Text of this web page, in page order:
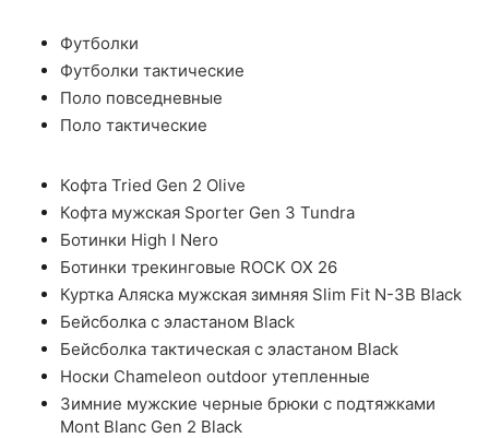
Футболки
Футболки тактические
Поло повседневные
Поло тактические
Кофта Tried Gen 2 Olive
Кофта мужская Sporter Gen 3 Tundra
Ботинки High I Nero
Ботинки трекинговые ROCK OX 26
Куртка Аляска мужская зимняя Slim Fit N-3B Black
Бейсболка с эластаном Black
Бейсболка тактическая с эластаном Black
Носки Chameleon outdoor утепленные
Зимние мужские черные брюки с подтяжками
Mont Blanc Gen 2 Black